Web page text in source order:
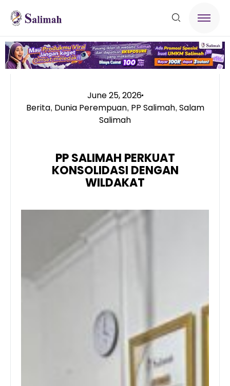
June 25, 2026
Berita, Dunia Perempuan, PP Salimah, Salam
Salimah
PP SALIMAH PERKUAT
KONSOLIDASI DENGAN
WILDAKAT